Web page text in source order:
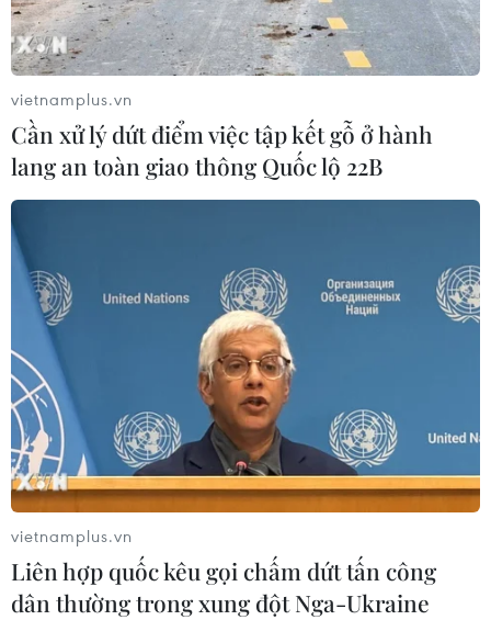
Một chiếc xe bán tải đã đâm vào xe van chở khách có
11 người bên trong khiến 6 người bên trong xe van tử
vong ngay tại chỗ,nạn nhân thứ 7 được đưa đến bệnh
viện song cũng không qua khỏi.
Đâm xe trên đường cao tốc ở Cameroon
làm 16 người thiệt mạng
27/05/2023 10:29
vietnamplus.vn
Cần xử lý dứt điểm việc tập kết gỗ ở hành
lang an toàn giao thông Quốc lộ 22B
vietnamplus.vn
Liên hợp quốc kêu gọi chấm dứt tấn công
dân thường trong xung đột Nga-Ukraine